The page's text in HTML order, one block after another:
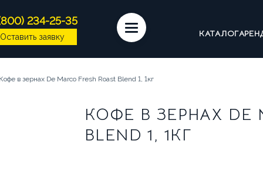
234-25-35
Оставить заявку КАТАЛОГ
КОФЕ СИРОПЫ
НА СУХИХ ИНГРЕДИЕНТАХ
ЭСПРЕССО-МАШИНЫ
Кофе в зернах De Marco Fresh Roast Blend 1, 1кг
КОФЕ В ЗЕРНАХ DE
BLEND 1, 1КГ